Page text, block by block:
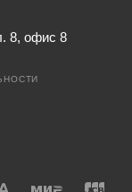
8, офис 8